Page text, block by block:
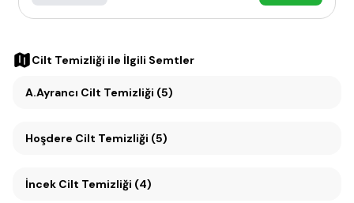
Cilt Temizliği ile İlgili Semtler
A.Ayrancı Cilt Temizliği (5)
Hoşdere Cilt Temizliği (5)
İncek Cilt Temizliği (4)